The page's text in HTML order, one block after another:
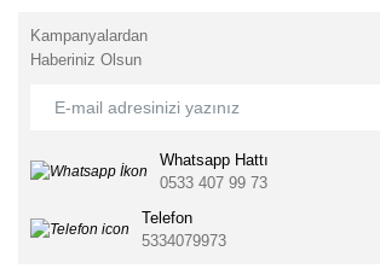
Kampanyalardan
Haberiniz Olsun
Whatsapp Hattı
0533 407 99 73
Telefon
5334079973